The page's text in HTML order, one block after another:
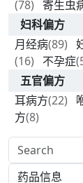
(78)
寄生虫
妇科偏方
月经病(89)
(16)
不孕症
五官偏方
耳病方(22)
方(8)